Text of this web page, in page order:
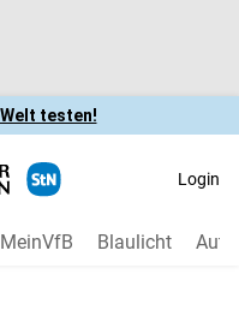
testen!
Login
MeinVfB Blaulicht Auto